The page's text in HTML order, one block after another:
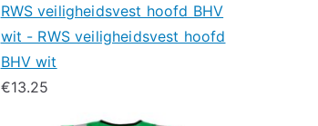
RWS veiligheidsvest hoofd BHV
wit - RWS veiligheidsvest hoofd
BHV wit
€13.25